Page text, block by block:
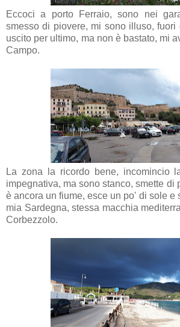
Eccoci a porto Ferraio, sono nei
smesso di piovere, mi sono illuso, fuori
uscito per ultimo, ma non è bastato, mi
Campo.
La zona la ricordo bene, incomincio
impegnativa, ma sono stanco, smette di
è ancora un fiume, esce un po' di sole e
mia Sardegna, stessa macchia
Corbezzolo.